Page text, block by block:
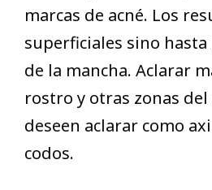
marcas de acné. Los
superficiales sino
de la mancha. Aclarar
rostro y otras zonas
deseen aclarar como
codos.